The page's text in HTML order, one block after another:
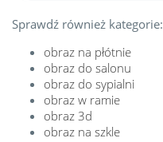
Sprawdź również kategorie:
obraz na płótnie
obraz do salonu
obraz do sypialni
obraz w ramie
obraz 3d
obraz na szkle